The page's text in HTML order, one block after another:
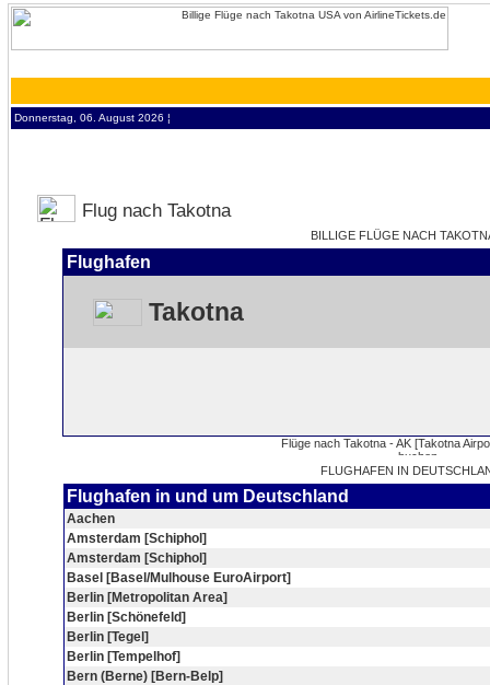
Donnerstag, 06. August 2026 ¦
Flug nach Takotna
BILLIGE FLÜGE NACH
Flughafen
Takotna
FLUGHAFEN IN
Flughafen in und um Deutschland
Aachen
Amsterdam [Schiphol]
Amsterdam [Schiphol]
Basel [Basel/Mulhouse EuroAirport]
Berlin [Metropolitan Area]
Berlin [Schönefeld]
Berlin [Tegel]
Berlin [Tempelhof]
Bern (Berne) [Bern-Belp]